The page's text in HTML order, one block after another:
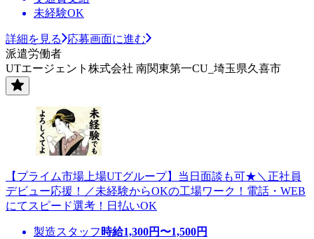
未経験OK
詳細を見る
応募画面に進む
派遣労働者
UTエージェント株式会社 南関東第一CU_埼玉県久喜市
【プライム市場上場UTグループ】当日面談も可★＼正社員
デビュー応援！／未経験からOKの工場ワーク！電話・WEB
にてスピード選考！日払いOK
製造スタッフ 時給1,300円〜1,500円